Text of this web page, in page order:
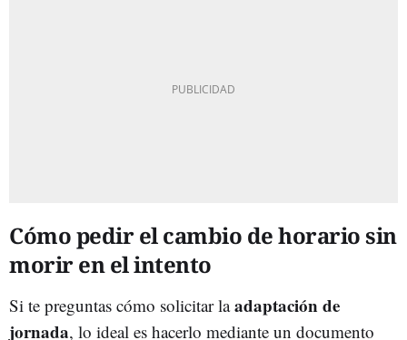
Cómo pedir el cambio de horario sin
morir en el intento
Si te preguntas cómo solicitar laadaptación de
jornada, lo ideal es hacerlo mediante un documento